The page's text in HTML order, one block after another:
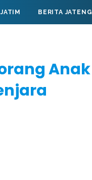
BERITA JATENG
Anak